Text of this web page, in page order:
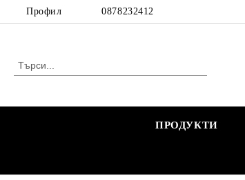
Профил 0878232412
ПРОДУКТИ